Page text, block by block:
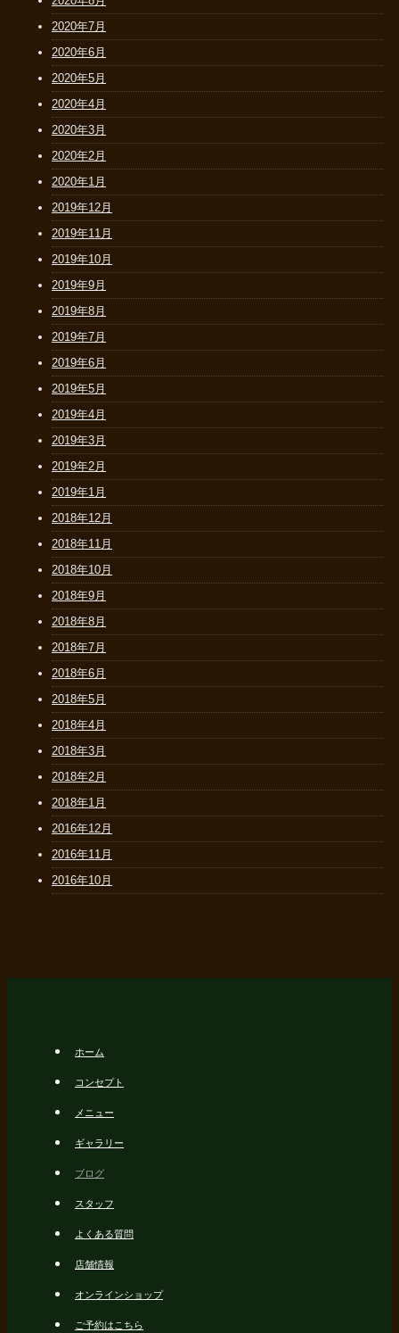
2020年7月
2020年6月
2020年5月
2020年4月
2020年3月
2020年2月
2020年1月
2019年12月
2019年11月
2019年10月
2019年9月
2019年8月
2019年7月
2019年6月
2019年5月
2019年4月
2019年3月
2019年2月
2019年1月
2018年12月
2018年11月
2018年10月
2018年9月
2018年8月
2018年7月
2018年6月
2018年5月
2018年4月
2018年3月
2018年2月
2018年1月
2016年12月
2016年11月
2016年10月
ホーム
コンセプト
メニュー
ギャラリー
ブログ
スタッフ
よくある質問
店舗情報
オンラインショップ
ご予約はこちら